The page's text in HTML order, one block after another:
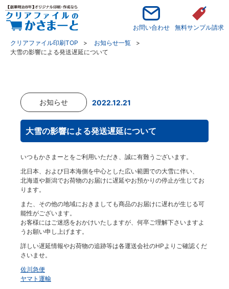
お問い合わせ
無料サンプル請求
クリアファイル印刷TOP
お知らせ一覧
大雪の影響による発送遅延について
お知らせ 2022.12.21
大雪の影響による発送遅延について
いつもかさまーとをご利用いただき、誠に有難うございます。
北日本、および日本海側を中心とした広い範囲での大雪に伴い、
北海道や新潟でお荷物のお届けに遅延やお預かりの停止が生じてお
ります。
また、その他の地域におきましても商品のお届けに遅れが生じる可
能性がございます。
お客様にはご迷惑をおかけいたしますが、何卒ご理解下さいますよ
うお願い申し上げます。
詳しい遅延情報やお荷物の追跡等は各運送会社のHPよりご確認くだ
さいませ。
佐川急便
ヤマト運輸